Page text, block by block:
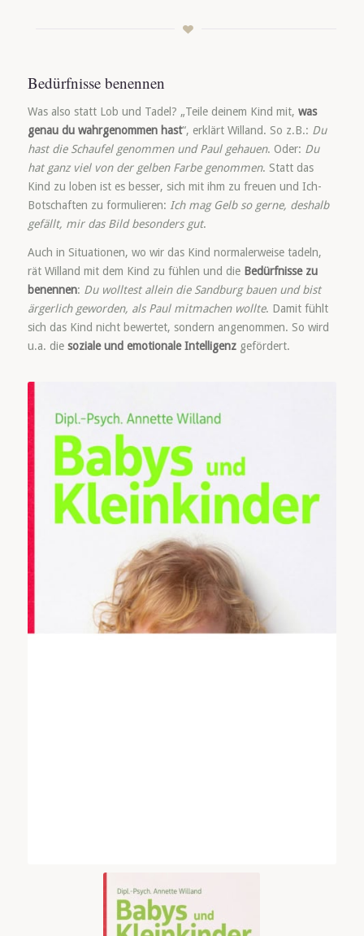
Bedürfnisse benennen
Was also statt Lob und Tadel? „Teile deinem Kind mit, was
genau du wahrgenommen hast“, erklärt Willand. So z.B.: Du
hast die Schaufel genommen und Paul gehauen. Oder: Du
hat ganz viel von der gelben Farbe genommen. Statt das
Kind zu loben ist es besser, sich mit ihm zu freuen und Ich-
Botschaften zu formulieren: Ich mag Gelb so gerne, deshalb
gefällt, mir das Bild besonders gut.
Auch in Situationen, wo wir das Kind normalerweise tadeln,
rät Willand mit dem Kind zu fühlen und die Bedürfnisse zu
benennen: Du wolltest allein die Sandburg bauen und bist
ärgerlich geworden, als Paul mitmachen wollte. Damit fühlt
sich das Kind nicht bewertet, sondern angenommen. So wird
u.a. diesoziale und emotionale Intelligenzgefördert.